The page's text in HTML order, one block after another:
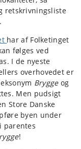
retskrivningsliste
har af Folketinget
følges ved
I de nyeste
overhovedet er
Bryggeog
Men pudsigt
Store Danske
byen under
parentes
!